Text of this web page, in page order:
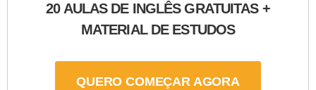
20 AULAS DE INGLÊS GRATUITAS +
MATERIAL DE ESTUDOS
QUERO COMEÇAR AGORA